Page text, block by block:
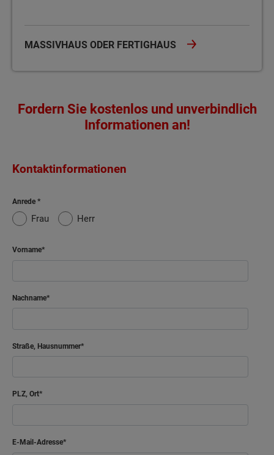
MASSIVHAUS ODER FERTIGHAUS
Fordern Sie kostenlos und unverbindlich
Informationen an!
Kontaktinformationen
Anrede
Frau Herr
Vorname
Nachname
Straße, Hausnummer
PLZ, Ort
E-Mail-Adresse